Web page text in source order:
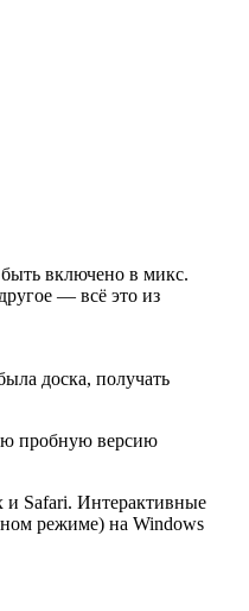
включено в микс.
— всё это из
доска, получать
пробную версию
и Safari. Интерактивные
режиме) на Windows